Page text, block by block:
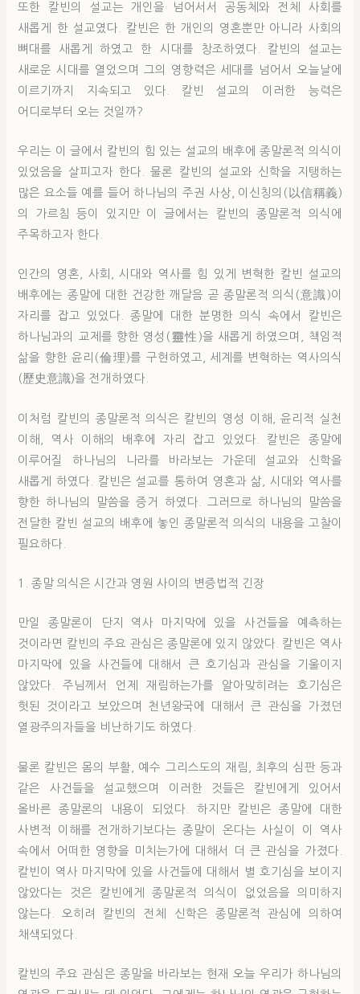
또한 칼빈의 설교는 개인을 넘어서서 공동체와 전체 사회를
새롭게 한 설교였다. 칼빈은 한 개인의 영혼뿐만 아니라 사회의
뼈대를 새롭게 하였고 한 시대를 창조하였다. 칼빈의 설교는
새로운 시대를 열었으며 그의 영향력은 세대를 넘어서 오늘날에
이르기까지 지속되고 있다. 칼빈 설교의 이러한 능력은
어디로부터 오는 것일까?
우리는 이 글에서 칼빈의 힘 있는 설교의 배후에 종말론적 의식이
있었음을 살피고자 한다. 물론 칼빈의 설교와 신학을 지탱하는
많은 요소들 예를 들어 하나님의 주권 사상, 이신칭의(以信稱義)
의 가르침 등이 있지만 이 글에서는 칼빈의 종말론적 의식에
주목하고자 한다.
인간의 영혼, 사회, 시대와 역사를 힘 있게 변혁한 칼빈 설교의
배후에는 종말에 대한 건강한 깨달음 곧 종말론적 의식(意識)이
자리를 잡고 있었다. 종말에 대한 분명한 의식 속에서 칼빈은
하나님과의 교제를 향한 영성(靈性)을 새롭게 하였으며, 책임적
삶을 향한 윤리(倫理)를 구현하였고, 세계를 변혁하는 역사의식
(歷史意識)을 전개하였다.
이처럼 칼빈의 종말론적 의식은 칼빈의 영성 이해, 윤리적 실천
이해, 역사 이해의 배후에 자리 잡고 있었다. 칼빈은 종말에
이루어질 하나님의 나라를 바라보는 가운데 설교와 신학을
새롭게 하였다. 칼빈은 설교를 통하여 영혼과 삶, 시대와 역사를
향한 하나님의 말씀을 증거 하였다. 그러므로 하나님의 말씀을
전달한 칼빈 설교의 배후에 놓인 종말론적 의식의 내용을 고찰이
필요하다.
1. 종말 의식은 시간과 영원 사이의 변증법적 긴장
만일 종말론이 단지 역사 마지막에 있을 사건들을 예측하는
것이라면 칼빈의 주요 관심은 종말론에 있지 않았다. 칼빈은 역사
마지막에 있을 사건들에 대해서 큰 호기심과 관심을 기울이지
않았다. 주님께서 언제 재림하는가를 알아맞히려는 호기심은
헛된 것이라고 보았으며 천년왕국에 대해서 큰 관심을 가졌던
열광주의자들을 비난하기도 하였다.
물론 칼빈은 몸의 부활, 예수 그리스도의 재림, 최후의 심판 등과
같은 사건들을 설교했으며 이러한 것들은 칼빈에게 있어서
올바른 종말론의 내용이 되었다. 하지만 칼빈은 종말에 대한
사변적 이해를 전개하기보다는 종말이 온다는 사실이 이 역사
속에서 어떠한 영향을 미치는가에 대해서 더 큰 관심을 가졌다.
칼빈이 역사 마지막에 있을 사건들에 대해서 별 호기심을 보이지
않았다는 것은 칼빈에게 종말론적 의식이 없었음을 의미하지
않는다. 오히려 칼빈의 전체 신학은 종말론적 관심에 의하여
채색되었다.
칼빈의 주요 관심은 종말을 바라보는 현재 오늘 우리가 하나님의